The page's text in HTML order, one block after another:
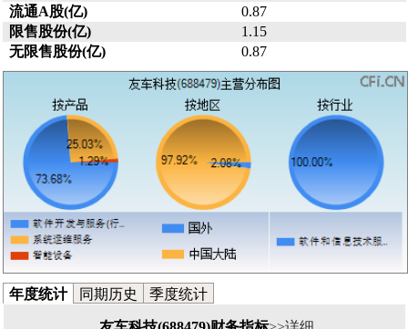
流通A股(亿)
0.87
限售股份(亿)
1.15
无限售股份(亿)
0.87
年度统计 同期历史 季度统计